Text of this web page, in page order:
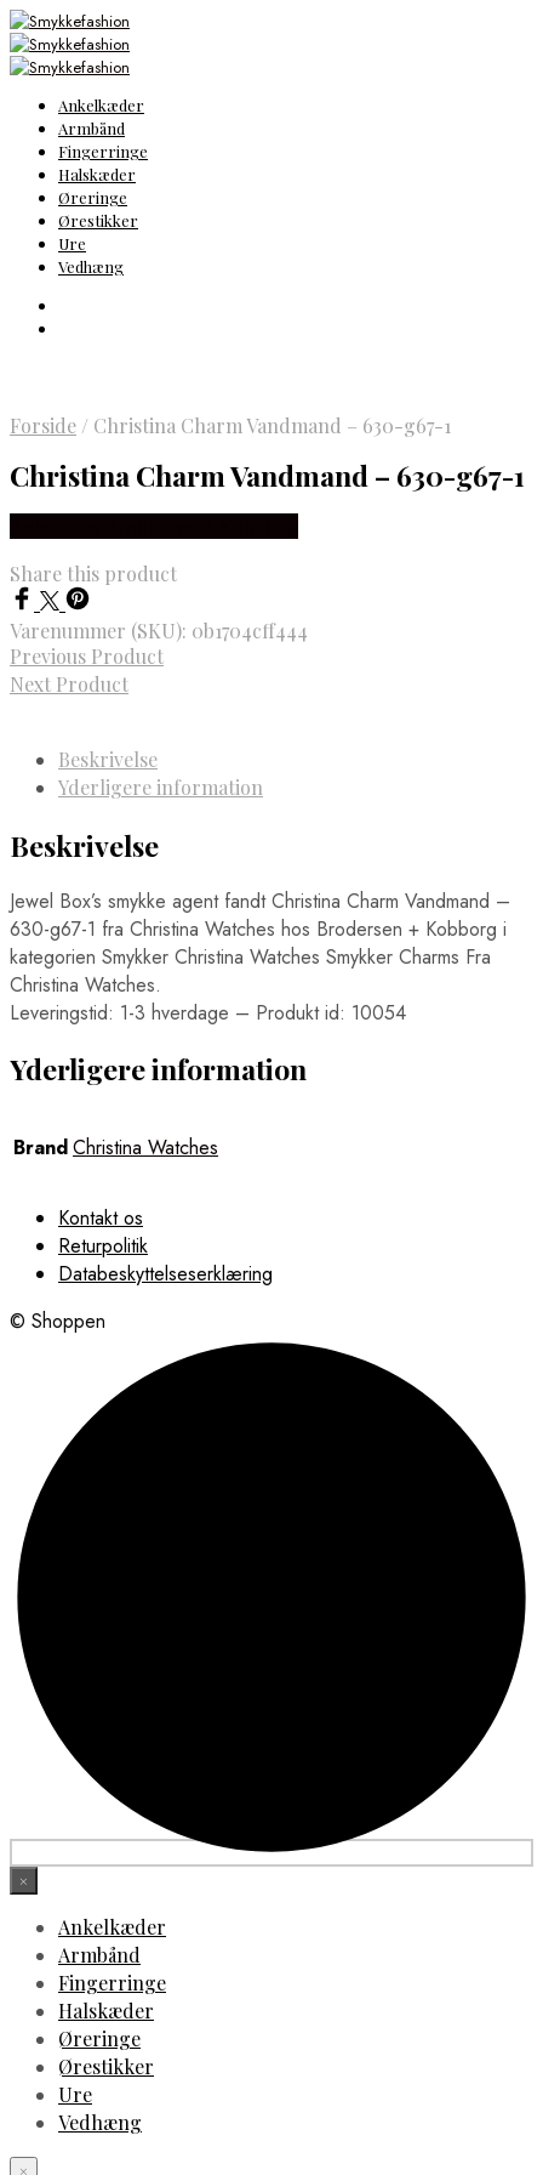
Ankelkæder
Armbånd
Fingerringe
Halskæder
Øreringe
Ørestikker
Ure
Vedhæng
Forside / Christina Charm Vandmand – 630-g67-1
Christina Charm Vandmand – 630-g67-1
Share this product
Varenummer (SKU): 0b1704cff444
Previous Product
Next Product
Beskrivelse
Yderligere information
Beskrivelse
Jewel Box’s smykke agent fandt Christina Charm Vandmand –
630-g67-1 fra Christina Watches hos Brodersen + Kobborg i
kategorien Smykker Christina Watches Smykker Charms Fra
Christina Watches.
Leveringstid: 1-3 hverdage – Produkt id: 10054
Yderligere information
BrandChristina Watches
Kontakt os
Returpolitik
Databeskyttelseserklæring
© Shoppen
×
Ankelkæder
Armbånd
Fingerringe
Halskæder
Øreringe
Ørestikker
Ure
Vedhæng